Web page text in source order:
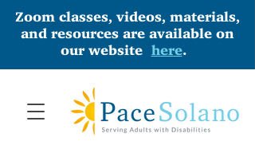
Zoom classes, videos, materials,
and resources are available on
our website here.